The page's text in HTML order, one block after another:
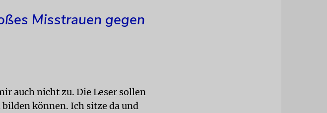
Misstrauen gegen
auch nicht zu. Die Leser sollen
können. Ich sitze da und